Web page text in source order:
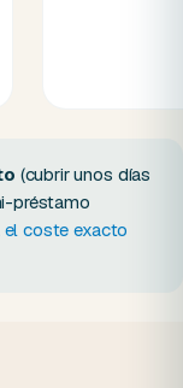
(cubrir unos días
préstamo
el coste exacto